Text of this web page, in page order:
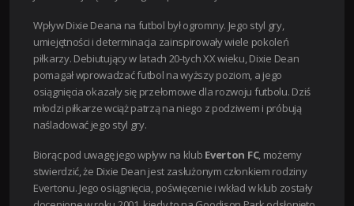
Wpływ Dixie Deana na futbol był ogromny. Jego styl gry,
umiejętności i determinacja zainspirowały wiele pokoleń
piłkarzy. Debiutujący w latach 20-tych XX wieku, Dixie Dean
pomagał wprowadzać futbol na wyższy poziom, a jego
osiągnięcia okazały się przełomowe dla rozwoju futbolu. Dziś
młodzi piłkarze wciąż patrzą na niego z podziwem i próbują
naśladować jego styl gry.
Biorąc pod uwagę jego wpływ na klub Everton FC, możemy
stwierdzić, że Dixie Dean jest zasłużonym członkiem rodziny
Evertonu. Jego osiągnięcia, poświęcenie i wkład w klub zostały